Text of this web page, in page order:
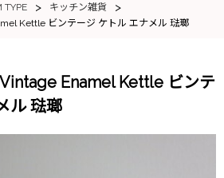
TYPE > キッチン雑貨 >
Kettle ビンテージ ケトル エナメル 琺瑯
Enamel Kettle ビンテ
ル 琺瑯